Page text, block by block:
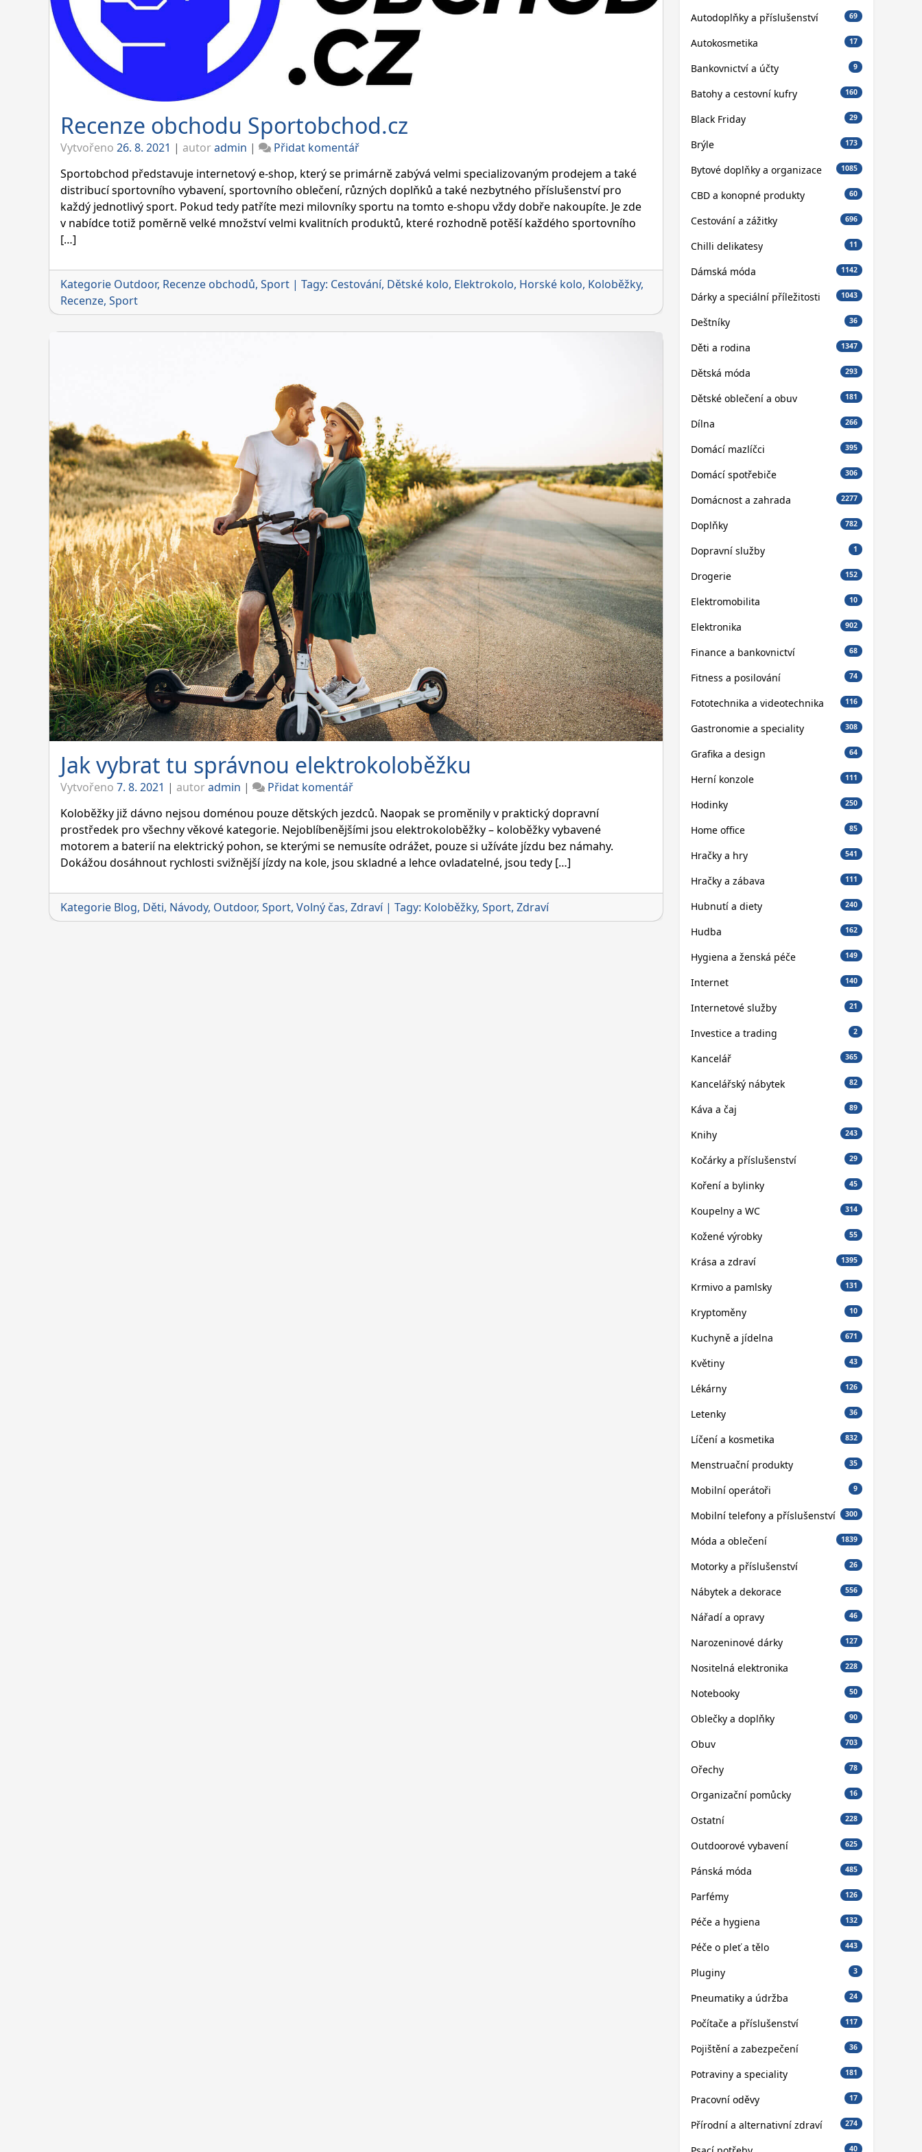
Recenze obchodu Sportobchod.cz
Vytvořeno 26. 8. 2021 | autoradmin | Přidat komentářon
obchodu
Sportobchod.cz
Sportobchod představuje internetový e-shop, který se primárně zabývá velmi specializovaným prodejem a také
distribucí sportovního vybavení, sportovního oblečení, různých doplňků a také nezbytného příslušenství pro
každý jednotlivý sport. Pokud tedy patříte mezi milovníky sportu na tomto e-shopu vždy dobře nakoupíte. Je zde
v nabídce totiž poměrně velké množství velmi kvalitních produktů, které rozhodně potěší každého sportovního
[…]
Kategorie Outdoor, Recenze obchodů, Sport | Tagy: Cestování, Dětské kolo, Elektrokolo, Horské kolo, Koloběžky,
Recenze, Sport
Jak vybrat tu správnou elektrokoloběžku
Vytvořeno 7. 8. 2021 | autoradmin | Přidat komentářon
vybrat
tu
správnou
elektrokoloběžku
Koloběžky již dávno nejsou doménou pouze dětských jezdců. Naopak se proměnily v praktický dopravní
prostředek pro všechny věkové kategorie. Nejoblíbenějšími jsou elektrokoloběžky – koloběžky vybavené
motorem a baterií na elektrický pohon, se kterými se nemusíte odrážet, pouze si užíváte jízdu bez námahy.
Dokážou dosáhnout rychlosti svižnější jízdy na kole, jsou skladné a lehce ovladatelné, jsou tedy […]
Kategorie Blog, Děti, Návody, Outdoor, Sport, Volný čas, Zdraví| Tagy: Koloběžky, Sport, Zdraví
Autodoplňky a příslušenství 69
Autokosmetika 17
Bankovnictví a účty 9
Batohy a cestovní kufry 160
Black Friday 29
Brýle 173
Bytové doplňky a organizace 1085
CBD a konopné produkty 60
Cestování a zážitky 696
Chilli delikatesy 11
Dámská móda 1142
Dárky a speciální příležitosti 1043
Deštníky 36
Děti a rodina 1347
Dětská móda 293
Dětské oblečení a obuv 181
Dílna 266
Domácí mazlíčci 395
Domácí spotřebiče 306
Domácnost a zahrada 2277
Doplňky 782
Dopravní služby 1
Drogerie 152
Elektromobilita 10
Elektronika 902
Finance a bankovnictví 68
Fitness a posilování 74
Fototechnika a videotechnika 116
Gastronomie a speciality 308
Grafika a design 64
Herní konzole 111
Hodinky 250
Home office 85
Hračky a hry 541
Hračky a zábava 111
Hubnutí a diety 240
Hudba 162
Hygiena a ženská péče 149
Internet 140
Internetové služby 21
Investice a trading 2
Kancelář 365
Kancelářský nábytek 82
Káva a čaj 89
Knihy 243
Kočárky a příslušenství 29
Koření a bylinky 45
Koupelny a WC 314
Kožené výrobky 55
Krása a zdraví 1395
Krmivo a pamlsky 131
Kryptoměny 10
Kuchyně a jídelna 671
Květiny 43
Lékárny 126
Letenky 36
Líčení a kosmetika 832
Menstruační produkty 35
Mobilní operátoři 9
Mobilní telefony a příslušenství 300
Móda a oblečení 1839
Motorky a příslušenství 26
Nábytek a dekorace 556
Nářadí a opravy 46
Narozeninové dárky 127
Nositelná elektronika 228
Notebooky 50
Oblečky a doplňky 90
Obuv 703
Ořechy 78
Organizační pomůcky 16
Ostatní 228
Outdoorové vybavení 625
Pánská móda 485
Parfémy 126
Péče a hygiena 132
Péče o pleť a tělo 443
Pluginy 3
Pneumatiky a údržba 24
Počítače a příslušenství 117
Pojištění a zabezpečení 36
Potraviny a speciality 181
Pracovní oděvy 17
Přírodní a alternativní zdraví 274
40